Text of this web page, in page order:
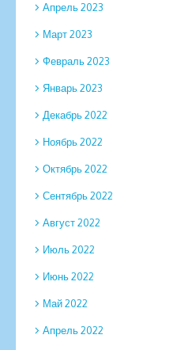
Апрель 2023
Март 2023
Февраль 2023
Январь 2023
Декабрь 2022
Ноябрь 2022
Октябрь 2022
Сентябрь 2022
Август 2022
Июль 2022
Июнь 2022
Май 2022
Апрель 2022